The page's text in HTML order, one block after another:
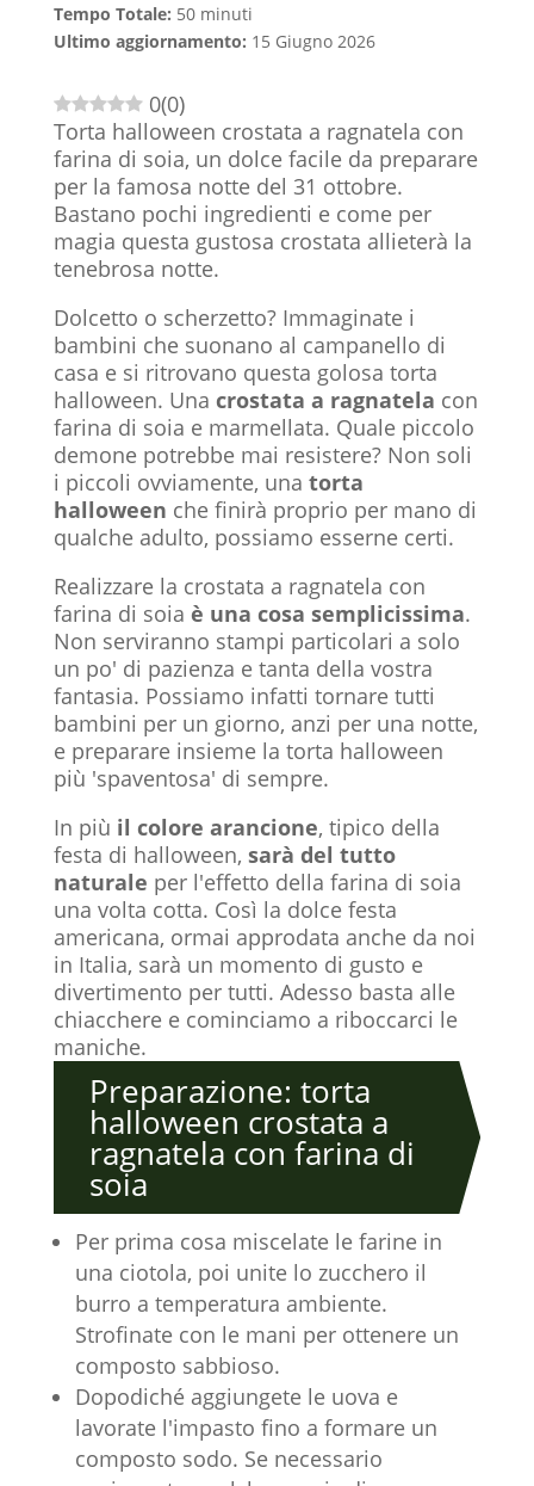
Tempo Totale: 50 minuti
Ultimo aggiornamento: 15 Giugno 2026
0(0)
Torta halloween crostata a ragnatela con
farina di soia, un dolce facile da preparare
per la famosa notte del 31 ottobre.
Bastano pochi ingredienti e come per
magia questa gustosa crostata allieterà la
tenebrosa notte.
Dolcetto o scherzetto? Immaginate i
bambini che suonano al campanello di
casa e si ritrovano questa golosa torta
halloween. Una crostata a ragnatela con
farina di soia e marmellata. Quale piccolo
demone potrebbe mai resistere? Non soli
i piccoli ovviamente, una torta
halloween che finirà proprio per mano di
qualche adulto, possiamo esserne certi.
Realizzare la crostata a ragnatela con
farina di soia è una cosa semplicissima.
Non serviranno stampi particolari a solo
un po' di pazienza e tanta della vostra
fantasia. Possiamo infatti tornare tutti
bambini per un giorno, anzi per una notte,
e preparare insieme la torta halloween
più 'spaventosa' di sempre.
In più il colore arancione, tipico della
festa di halloween, sarà del tutto
naturale per l'effetto della farina di soia
una volta cotta. Così la dolce festa
americana, ormai approdata anche da noi
in Italia, sarà un momento di gusto e
divertimento per tutti. Adesso basta alle
chiacchere e cominciamo a riboccarci le
maniche.
Preparazione: torta
halloween crostata a
ragnatela con farina di
soia
Per prima cosa miscelate le farine in
una ciotola, poi unite lo zucchero il
burro a temperatura ambiente.
Strofinate con le mani per ottenere un
composto sabbioso.
Dopodiché aggiungete le uova e
lavorate l'impasto fino a formare un
composto sodo. Se necessario